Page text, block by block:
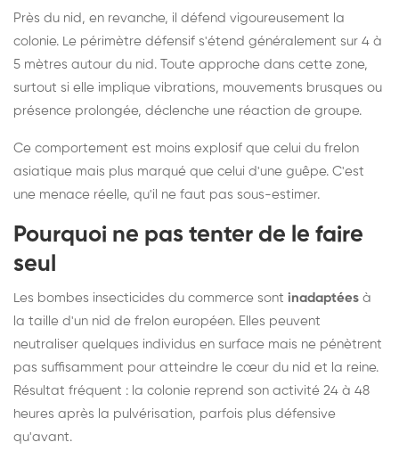
Près du nid, en revanche, il défend vigoureusement la
colonie. Le périmètre défensif s'étend généralement sur 4 à
5 mètres autour du nid. Toute approche dans cette zone,
surtout si elle implique vibrations, mouvements brusques ou
présence prolongée, déclenche une réaction de groupe.
Ce comportement est moins explosif que celui du frelon
asiatique mais plus marqué que celui d'une guêpe. C'est
une menace réelle, qu'il ne faut pas sous-estimer.
Pourquoi ne pas tenter de le faire
seul
Les bombes insecticides du commerce sont inadaptées à
la taille d'un nid de frelon européen. Elles peuvent
neutraliser quelques individus en surface mais ne pénètrent
pas suffisamment pour atteindre le cœur du nid et la reine.
Résultat fréquent : la colonie reprend son activité 24 à 48
heures après la pulvérisation, parfois plus défensive
qu'avant.